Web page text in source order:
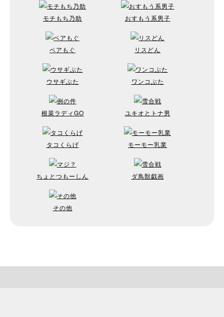
モチもち乃助 おすもう系男子
ベアもぐ リスどん
ウサギぶた ワンコぶた
根菜ラディGO ユキオとトナ男
タコくらげ モーモー乳業
ちょとつもーしん ダ鳥獣戯画
その他